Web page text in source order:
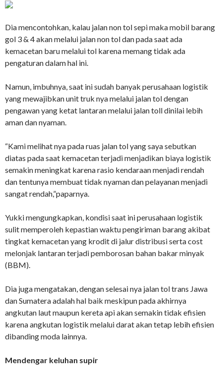
Dia mencontohkan, kalau jalan non tol sepi maka mobil barang
gol 3 & 4 akan melalui jalan non tol dan pada saat ada
kemacetan baru melalui tol karena memang tidak ada
pengaturan dalam hal ini.
Namun, imbuhnya, saat ini sudah banyak perusahaan logistik
yang mewajibkan unit truk nya melalui jalan tol dengan
pengawan yang ketat lantaran melalui jalan toll dinilai lebih
aman dan nyaman.
“Kami melihat nya pada ruas jalan tol yang saya sebutkan
diatas pada saat kemacetan terjadi menjadikan biaya logistik
semakin meningkat karena rasio kendaraan menjadi rendah
dan tentunya membuat tidak nyaman dan pelayanan menjadi
sangat rendah,”paparnya.
Yukki mengungkapkan, kondisi saat ini perusahaan logistik
sulit memperoleh kepastian waktu pengiriman barang akibat
tingkat kemacetan yang krodit di jalur distribusi serta cost
melonjak lantaran terjadi pemborosan bahan bakar minyak
(BBM).
Dia juga mengatakan, dengan selesai nya jalan tol trans Jawa
dan Sumatera adalah hal baik meskipun pada akhirnya
angkutan laut maupun kereta api akan semakin tidak efisien
karena angkutan logistik melalui darat akan tetap lebih efisien
dibanding moda lainnya.
Mendengar keluhan supir